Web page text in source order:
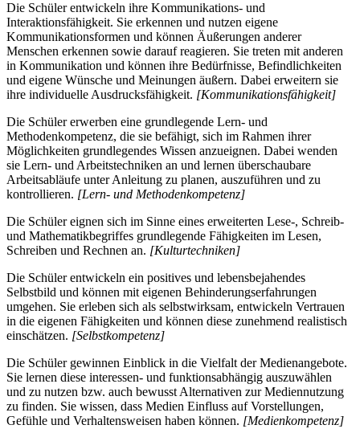
Die Schüler entwickeln ihre Kommunikations- und
Interaktionsfähigkeit. Sie erkennen und nutzen eigene
Kommunikationsformen und können Äußerungen anderer
Menschen erkennen sowie darauf reagieren. Sie treten mit anderen
in Kommunikation und können ihre Bedürfnisse, Befindlichkeiten
und eigene Wünsche und Meinungen äußern. Dabei erweitern sie
ihre individuelle Ausdrucksfähigkeit. [Kommunikationsfähigkeit]
Die Schüler erwerben eine grundlegende Lern- und
Methodenkompetenz, die sie befähigt, sich im Rahmen ihrer
Möglichkeiten grundlegendes Wissen anzueignen. Dabei wenden
sie Lern- und Arbeitstechniken an und lernen überschaubare
Arbeitsabläufe unter Anleitung zu planen, auszuführen und zu
kontrollieren. [Lern- und Methodenkompetenz]
Die Schüler eignen sich im Sinne eines erweiterten Lese-, Schreib-
und Mathematikbegriffes grundlegende Fähigkeiten im Lesen,
Schreiben und Rechnen an. [Kulturtechniken]
Die Schüler entwickeln ein positives und lebensbejahendes
Selbstbild und können mit eigenen Behinderungserfahrungen
umgehen. Sie erleben sich als selbstwirksam, entwickeln Vertrauen
in die eigenen Fähigkeiten und können diese zunehmend realistisch
einschätzen. [Selbstkompetenz]
Die Schüler gewinnen Einblick in die Vielfalt der Medienangebote.
Sie lernen diese interessen- und funktionsabhängig auszuwählen
und zu nutzen bzw. auch bewusst Alternativen zur Mediennutzung
zu finden. Sie wissen, dass Medien Einfluss auf Vorstellungen,
Gefühle und Verhaltensweisen haben können. [Medienkompetenz]